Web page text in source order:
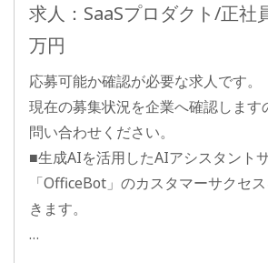
求人：SaaSプロダクト/正社
万円
応募可能か確認が必要な求人です。
現在の募集状況を企業へ確認します
問い合わせください。
■生成AIを活用したAIアシスタント
「OfficeBot」のカスタマーサクセ
きます。
…